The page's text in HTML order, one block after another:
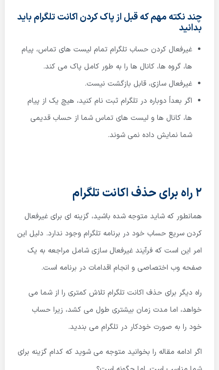
چند نکته مهم که قبل از پاک کردن اکانت تلگرام باید
بدانید
غیرفعال کردن حساب تلگرام تمام لیست های تماس، پیام
ها، گروه ها، کانال ها را به طور کامل پاک می کند.
غیرفعال سازی، قابل بازگشت نیست.
اگر بعداً دوباره در تلگرام ثبت نام کنید، هیچ یک از پیام
ها، کانال ها و لیست های تماس شما از حساب قدیمی
شما نمایش داده نمی شوند.
2 راه برای حذف اکانت تلگرام
همانطور که شاید متوجه شده باشید، گزینه ای برای غیرفعال
کردن سریع حساب خود در برنامه تلگرام وجود ندارد. دلیل این
امر این است که فرآیند غیرفعال سازی شامل مراجعه به یک
صفحه وب اختصاصی و انجام اقدامات در برنامه است.
راه دیگر برای حذف اکانت تلگرام تلاش کمتری را از شما می
خواهد، اما مدت زمان بیشتری طول می کشد، زیرا حساب
خود را به صورت خودکار در تلگرام می بندید.
اگر ادامه مقاله را بخوانید متوجه می شوید که کدام گزینه برای